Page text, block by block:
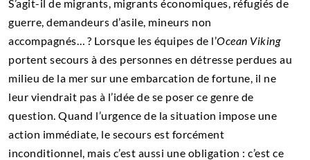
S’agit-il de migrants, migrants économiques, réfugiés de
guerre, demandeurs d’asile, mineurs non
accompagnés… ? Lorsque les équipes de l’Ocean Viking
portent secours à des personnes en détresse perdues au
milieu de la mer sur une embarcation de fortune, il ne
leur viendrait pas à l’idée de se poser ce genre de
question. Quand l’urgence de la situation impose une
action immédiate, le secours est forcément
inconditionnel, mais c’est aussi une obligation : c’est ce